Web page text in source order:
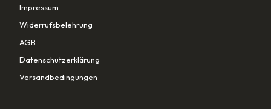
Impressum
Widerrufsbelehrung
AGB
Datenschutzerklärung
Versandbedingungen